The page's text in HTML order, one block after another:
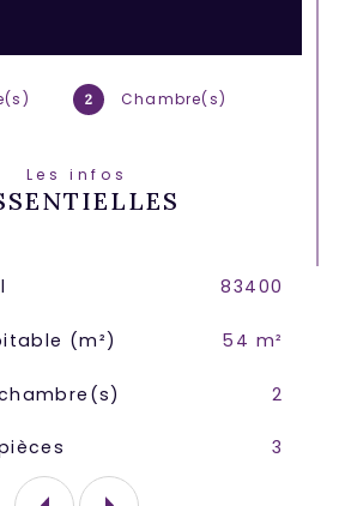
2 Chambre(s)
Les infos
83400
(m²) 54 m²
2
3
atypique.